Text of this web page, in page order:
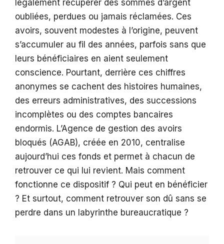
légalement récupérer des sommes d’argent
oubliées, perdues ou jamais réclamées. Ces
avoirs, souvent modestes à l’origine, peuvent
s’accumuler au fil des années, parfois sans que
leurs bénéficiaires en aient seulement
conscience. Pourtant, derrière ces chiffres
anonymes se cachent des histoires humaines,
des erreurs administratives, des successions
incomplètes ou des comptes bancaires
endormis. L’Agence de gestion des avoirs
bloqués (AGAB), créée en 2010, centralise
aujourd’hui ces fonds et permet à chacun de
retrouver ce qui lui revient. Mais comment
fonctionne ce dispositif ? Qui peut en bénéficier
? Et surtout, comment retrouver son dû sans se
perdre dans un labyrinthe bureaucratique ?